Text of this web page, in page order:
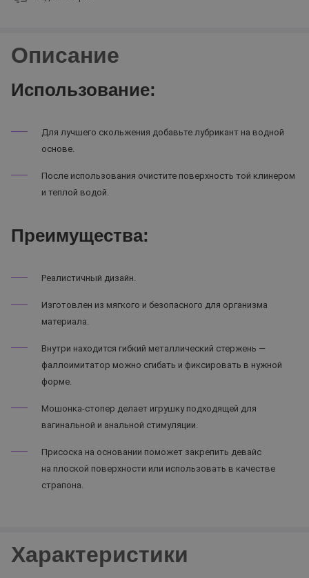
Описание
Использование:
Для лучшего скольжения добавьте лубрикант на водной
основе.
После использования очистите поверхность той клинером
и теплой водой.
Преимущества:
Реалистичный дизайн.
Изготовлен из мягкого и безопасного для организма
материала.
Внутри находится гибкий металлический стержень —
фаллоимитатор можно сгибать и фиксировать в нужной
форме.
Мошонка-стопер делает игрушку подходящей для
вагинальной и анальной стимуляции.
Присоска на основании поможет закрепить девайс
на плоской поверхности или использовать в качестве
страпона.
Характеристики